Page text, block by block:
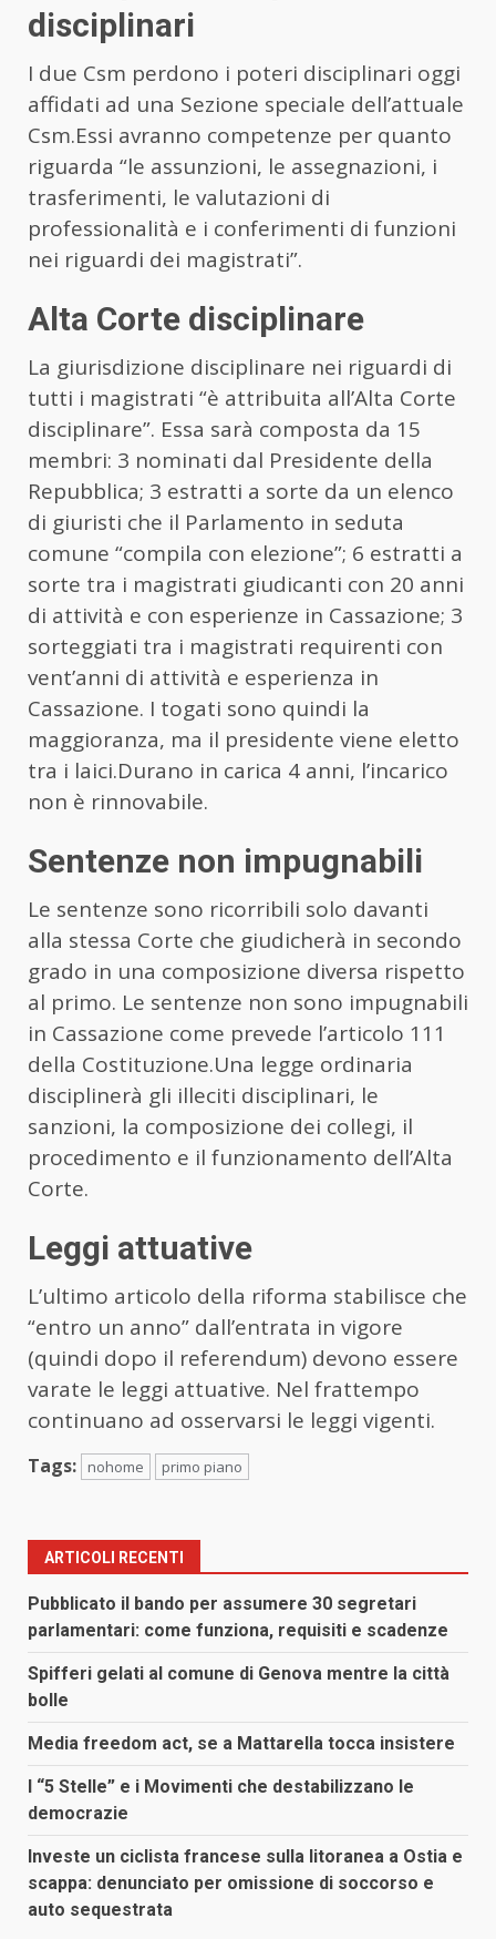
disciplinari
I due Csm perdono i poteri disciplinari oggi
affidati ad una Sezione speciale dell’attuale
Csm.Essi avranno competenze per quanto
riguarda “le assunzioni, le assegnazioni, i
trasferimenti, le valutazioni di
professionalità e i conferimenti di funzioni
nei riguardi dei magistrati”.
Alta Corte disciplinare
La giurisdizione disciplinare nei riguardi di
tutti i magistrati “è attribuita all’Alta Corte
disciplinare”. Essa sarà composta da 15
membri: 3 nominati dal Presidente della
Repubblica; 3 estratti a sorte da un elenco
di giuristi che il Parlamento in seduta
comune “compila con elezione”; 6 estratti a
sorte tra i magistrati giudicanti con 20 anni
di attività e con esperienze in Cassazione; 3
sorteggiati tra i magistrati requirenti con
vent’anni di attività e esperienza in
Cassazione. I togati sono quindi la
maggioranza, ma il presidente viene eletto
tra i laici.Durano in carica 4 anni, l’incarico
non è rinnovabile.
Sentenze non impugnabili
Le sentenze sono ricorribili solo davanti
alla stessa Corte che giudicherà in secondo
grado in una composizione diversa rispetto
al primo. Le sentenze non sono impugnabili
in Cassazione come prevede l’articolo 111
della Costituzione.Una legge ordinaria
disciplinerà gli illeciti disciplinari, le
sanzioni, la composizione dei collegi, il
procedimento e il funzionamento dell’Alta
Corte.
Leggi attuative
L’ultimo articolo della riforma stabilisce che
“entro un anno” dall’entrata in vigore
(quindi dopo il referendum) devono essere
varate le leggi attuative. Nel frattempo
continuano ad osservarsi le leggi vigenti.
Tags: nohome primo piano
ARTICOLI RECENTI
Pubblicato il bando per assumere 30 segretari
parlamentari: come funziona, requisiti e scadenze
Spifferi gelati al comune di Genova mentre la città
bolle
Media freedom act, se a Mattarella tocca insistere
I “5 Stelle” e i Movimenti che destabilizzano le
democrazie
Investe un ciclista francese sulla litoranea a Ostia e
scappa: denunciato per omissione di soccorso e
auto sequestrata